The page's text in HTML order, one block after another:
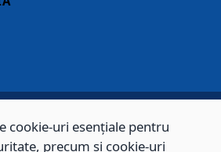
MUNICIPIULUI BRAȘOV, toate drepturile
cookie-uri esențiale pentru
precum și cookie-uri